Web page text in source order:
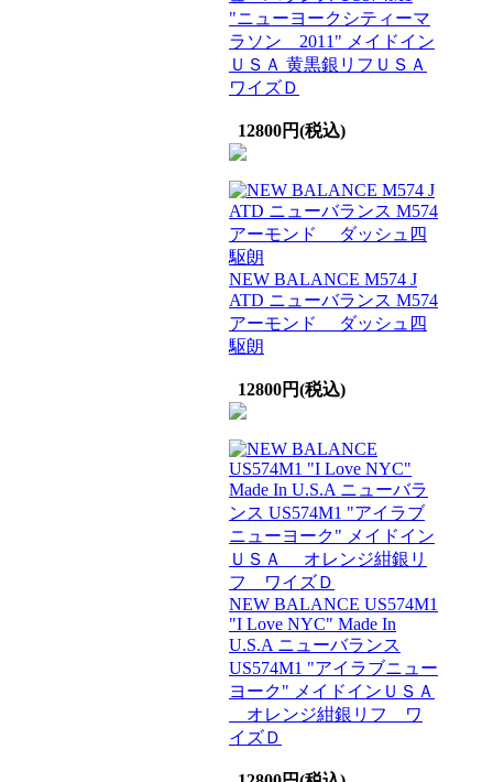
"ニューヨークシティーマ
ラソン 2011" メイドイン
ＵＳＡ 黄黒銀リフＵＳＡ
ワイズＤ
12800円(税込)
NEW BALANCE M574 J
ATD ニューバランス M574
アーモンド ダッシュ四
駆朗
12800円(税込)
NEW BALANCE US574M1
"I Love NYC" Made In
U.S.A ニューバランス
US574M1 "アイラブニュー
ヨーク" メイドインＵＳＡ
オレンジ紺銀リフ ワ
イズＤ